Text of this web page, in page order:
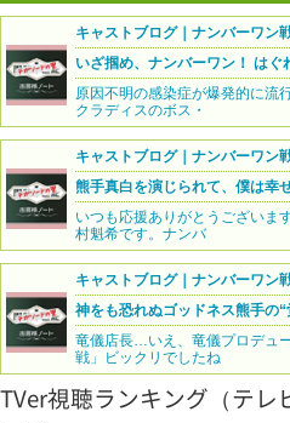
キャストブログ｜ナンバーワン
いざ掴め、ナンバーワン！ は
原因不明の感染症が爆発的に流
クラディスのボス・
キャストブログ｜ナンバーワン
熊手真白を演じられて、僕は幸
いつも応援ありがとうございま
村魁希です。ナンバ
キャストブログ｜ナンバーワン
神をも恐れぬゴッドネス熊手の“
竜儀店長…いえ、竜儀プロデュ
戦」ビックリでしたね
TVer視聴ランキング（テレ